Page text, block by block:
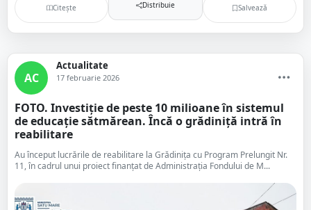
Citește Distribuie Salvează
AC
Actualitate
17 februarie 2026
FOTO. Investiție de peste 10 milioane în sistemul
de educație sătmărean. Încă o grădiniță intră în
reabilitare
Au început lucrările de reabilitare la Grădinița cu Program Prelungit Nr.
11, în cadrul unui proiect finanțat de Administrația Fondului de M...